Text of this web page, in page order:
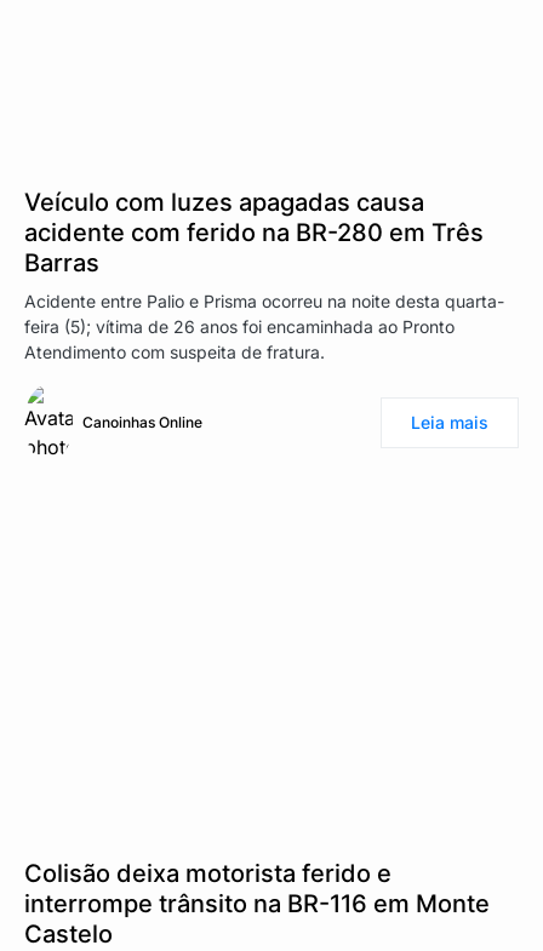
Veículo com luzes apagadas causa
acidente com ferido na BR-280 em Três
Barras
Acidente entre Palio e Prisma ocorreu na noite desta quarta-
feira (5); vítima de 26 anos foi encaminhada ao Pronto
Atendimento com suspeita de fratura.
Canoinhas Online Leia mais
Colisão deixa motorista ferido e
interrompe trânsito na BR-116 em Monte
Castelo